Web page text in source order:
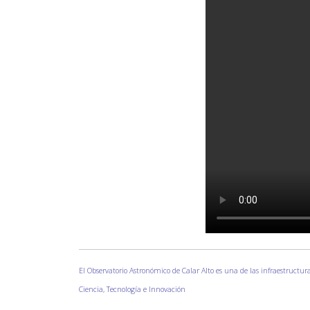
El Observatorio Astronómico de Calar Alto es una de las
Ciencia, Tecnología e Innovación